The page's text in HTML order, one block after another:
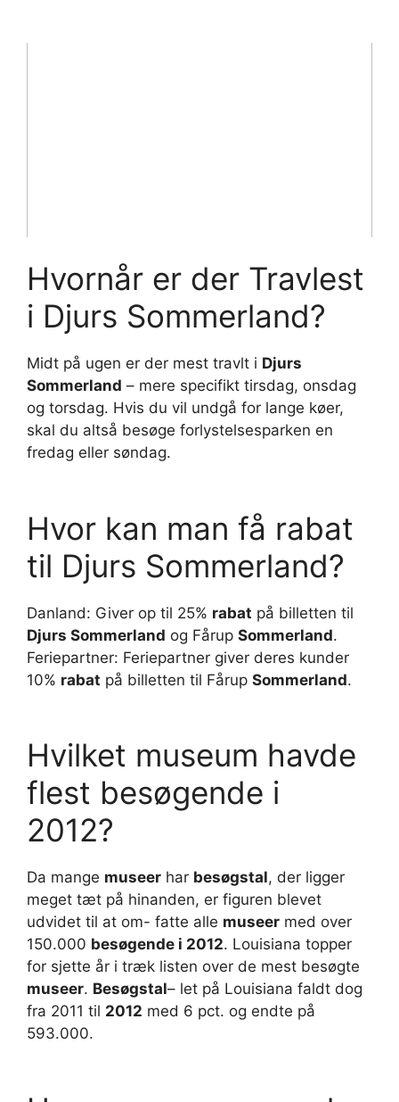
Hvornår er der Travlest
i Djurs Sommerland?
Midt på ugen er der mest travlt i Djurs
Sommerland – mere specifikt tirsdag, onsdag
og torsdag. Hvis du vil undgå for lange køer,
skal du altså besøge forlystelsesparken en
fredag eller søndag.
Hvor kan man få rabat
til Djurs Sommerland?
Danland: Giver op til 25% rabat på billetten til
Djurs Sommerland og Fårup Sommerland.
Feriepartner: Feriepartner giver deres kunder
10% rabat på billetten til Fårup Sommerland.
Hvilket museum havde
flest besøgende i
2012?
Da mange museer har besøgstal, der ligger
meget tæt på hinanden, er figuren blevet
udvidet til at om- fatte alle museer med over
150.000 besøgende i 2012. Louisiana topper
for sjette år i træk listen over de mest besøgte
museer. Besøgstal– let på Louisiana faldt dog
fra 2011 til 2012 med 6 pct. og endte på
593.000.